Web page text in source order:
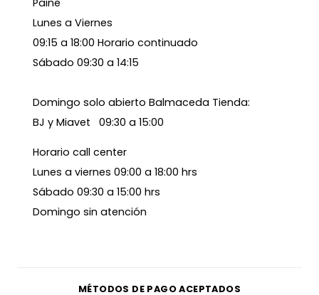
Paine
Lunes a Viernes
09:15 a 18:00 Horario continuado
Sábado 09:30 a 14:15
Domingo solo abierto Balmaceda Tienda:
BJ y Miavet 09:30 a 15:00
Horario call center
Lunes a viernes 09:00 a 18:00 hrs
Sábado 09:30 a 15:00 hrs
Domingo sin atención
MÉTODOS DE PAGO ACEPTADOS